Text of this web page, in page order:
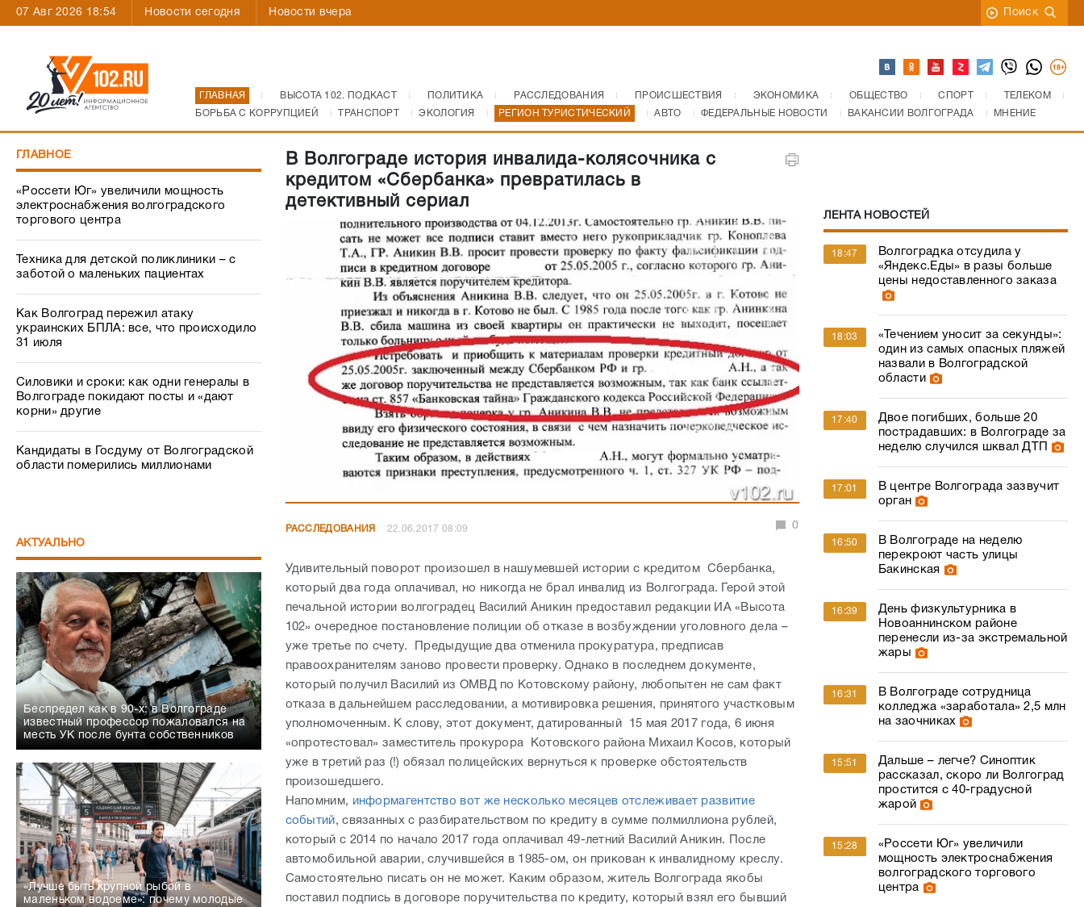
07 Авг 2026 18:54 Новости сегодня Новости вчера Поиск
ГЛАВНАЯ ВЫСОТА 102. ПОДКАСТ ПОЛИТИКА РАССЛЕДОВАНИЯ ПРОИСШЕСТВИЯ ЭКОНОМИКА ОБЩЕСТВО СПОРТ
ТЕЛЕКОМ
БОРЬБА С КОРРУПЦИЕЙ
ТРАНСПОРТ ЭКОЛОГИЯ РЕГИОН ТУРИСТИЧЕСКИЙ АВТО ФЕДЕРАЛЬНЫЕ НОВОСТИ ВАКАНСИИ ВОЛГОГРАДА МНЕНИЕ
ГЛАВНОЕ
«Россети Юг» увеличили мощность
электроснабжения волгоградского
торгового центра
Техника для детской поликлиники – с
заботой о маленьких пациентах
Как Волгоград пережил атаку
украинских БПЛА: все, что происходило
31 июля
Силовики и сроки: как одни генералы в
Волгограде покидают посты и «дают
корни» другие
Кандидаты в Госдуму от Волгоградской
области померились миллионами
АКТУАЛЬНО
Беспредел как в 90-х: в Волгограде
известный профессор пожаловался на
месть УК после бунта собственников
«Лучше быть крупной рыбой в
маленьком водоеме»: почему молодые
В Волгограде история инвалида-колясочника с
кредитом «Сбербанка» превратилась в
детективный сериал
РАССЛЕДОВАНИЯ 22.06.2017 08:09 0
Удивительный поворот произошел в нашумевшей истории с кредитом Сбербанка,
который два года оплачивал, но никогда не брал инвалид из Волгограда. Герой этой
печальной истории волгоградец Василий Аникин предоставил редакции ИА «Высота
102» очередное постановление полиции об отказе в возбуждении уголовного дела –
уже третье по счету. Предыдущие два отменила прокуратура, предписав
правоохранителям заново провести проверку. Однако в последнем документе,
который получил Василий из ОМВД по Котовскому району, любопытен не сам факт
отказа в дальнейшем расследовании, а мотивировка решения, принятого участковым
уполномоченным. К слову, этот документ, датированный 15 мая 2017 года, 6 июня
«опротестовал» заместитель прокурора Котовского района Михаил Косов, который
уже в третий раз (!) обязал полицейских вернуться к проверке обстоятельств
произошедшего.
Напомним, информагентство вот же несколько месяцев отслеживает развитие
событий, связанных с разбирательством по кредиту в сумме полмиллиона рублей,
который с 2014 по начало 2017 года оплачивал 49-летний Василий Аникин. После
автомобильной аварии, случившейся в 1985-ом, он прикован к инвалидному креслу.
Самостоятельно писать он не может. Каким образом, житель Волгограда якобы
поставил подпись в договоре поручительства по кредиту, который взял его бывший
ЛЕНТА НОВОСТЕЙ
18:47
Волгоградка отсудила у
«Яндекс.Еды» в разы больше
цены недоставленного заказа
18:03
«Течением уносит за секунды»:
один из самых опасных пляжей
назвали в Волгоградской
области
17:40
Двое погибших, больше 20
пострадавших: в Волгограде за
неделю случился шквал ДТП
17:01
В центре Волгограда зазвучит
орган
16:50
В Волгограде на неделю
перекроют часть улицы
Бакинская
16:39
День физкультурника в
Новоаннинском районе
перенесли из-за экстремальной
жары
16:31
В Волгограде сотрудница
колледжа «заработала» 2,5 млн
на заочниках
15:51
Дальше – легче? Синоптик
рассказал, скоро ли Волгоград
простится с 40-градусной
жарой
15:28
«Россети Юг» увеличили
мощность электроснабжения
волгоградского торгового
центра